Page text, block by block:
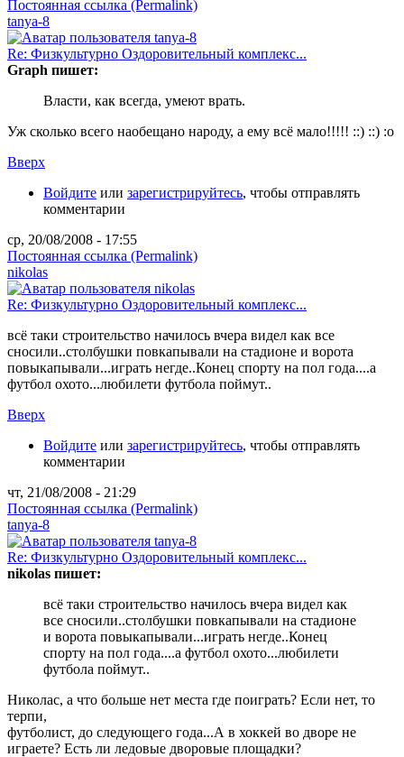
Постоянная ссылка (Permalink)
tanya-8
Re: Физкультурно Оздоровительный комплекс...
Graph пишет:
Власти, как всегда, умеют врать.
Уж сколько всего наобещано народу, а ему всё мало!!!!! ::) ::) :o
Вверх
Войдите или зарегистрируйтесь, чтобы отправлять
комментарии
ср, 20/08/2008 - 17:55
Постоянная ссылка (Permalink)
nikolas
Re: Физкультурно Оздоровительный комплекс...
всё таки строительство начилось вчера видел как все
сносили..столбушки повкапывали на стадионе и ворота
повыкапывали...играть негде..Конец спорту на пол года....а
футбол охото...любилети футбола поймут..
Вверх
Войдите или зарегистрируйтесь, чтобы отправлять
комментарии
чт, 21/08/2008 - 21:29
Постоянная ссылка (Permalink)
tanya-8
Re: Физкультурно Оздоровительный комплекс...
nikolas пишет:
всё таки строительство начилось вчера видел как
все сносили..столбушки повкапывали на стадионе
и ворота повыкапывали...играть негде..Конец
спорту на пол года....а футбол охото...любилети
футбола поймут..
Николас, а что больше нет места где поиграть? Если нет, то
терпи,
футболист, до следующего года...А в хоккей во дворе не
играете? Есть ли ледовые дворовые площадки?